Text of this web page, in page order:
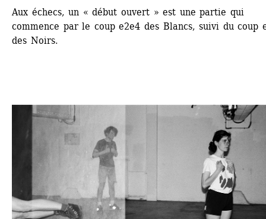
Aux échecs, un « début ouvert » est une partie qui
commence par le coup e2e4 des Blancs, suivi du coup
des Noirs.